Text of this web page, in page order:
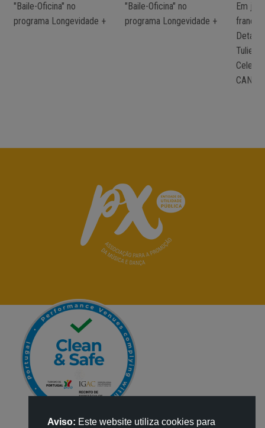
"Baile-Oficina" no
programa Longevidade +
"Baile-Oficina" no
programa Longevidade +
Em
Tulier
Aviso: Este website utiliza cookies para